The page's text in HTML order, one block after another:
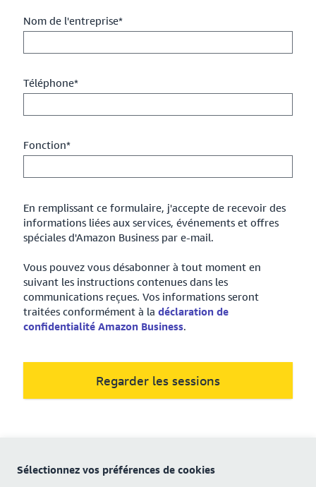
Nom de l'entreprise*
Téléphone*
Fonction*
En remplissant ce formulaire, j'accepte de recevoir des
informations liées aux services, événements et offres
spéciales d'Amazon Business par e-mail.
Vous pouvez vous désabonner à tout moment en
suivant les instructions contenues dans les
communications reçues. Vos informations seront
traitées conformément à la déclaration de
confidentialité Amazon Business.
Regarder les sessions
Sélectionnez vos préférences de cookies